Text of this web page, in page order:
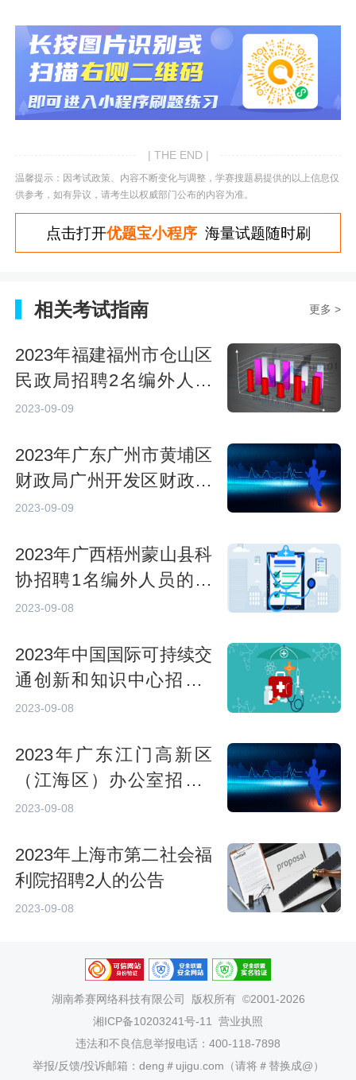
| THE END |
温馨提示：因考试政策、内容不断变化与调整，学赛搜题易提供的以上信息仅
供参考，如有异议，请考生以权威部门公布的内容为准。
点击打开优题宝小程序海量试题随时刷
相关考试指南 更多 >
2023年福建福州市仓山区
民政局招聘2名编外人员
的公告
2023-09-09
2023年广东广州市黄埔区
财政局广州开发区财政局
招聘1名初级雇员的公告
2023-09-09
2023年广西梧州蒙山县科
协招聘1名编外人员的公
告
2023-09-08
2023年中国国际可持续交
通创新和知识中心招聘7
人的公告
2023-09-08
2023年广东江门高新区
（江海区）办公室招聘4
名普通雇员的公告
2023-09-08
2023年上海市第二社会福
利院招聘2人的公告
2023-09-08
湖南希赛网络科技有限公司
版权所有 ©2001-2026
湘ICP备10203241号-11 营业执照
违法和不良信息举报电话：400-118-7898
举报/反馈/投诉邮箱：deng＃ujigu.com（请将＃替换成@）